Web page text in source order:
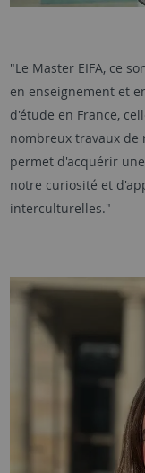
"Le Master EIFA, ce
en enseignement et
d'étude en France,
nombreux travaux de
permet d'acquérir
notre curiosité et
interculturelles."